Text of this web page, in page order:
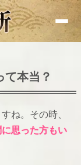
本当？
ね。その時、
思った方もい